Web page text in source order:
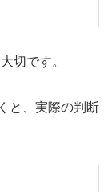
切です。
と、実際の判断